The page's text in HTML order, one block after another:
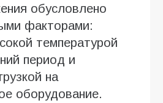
обусловлено
факторами:
температурой
период и
на
оборудование.